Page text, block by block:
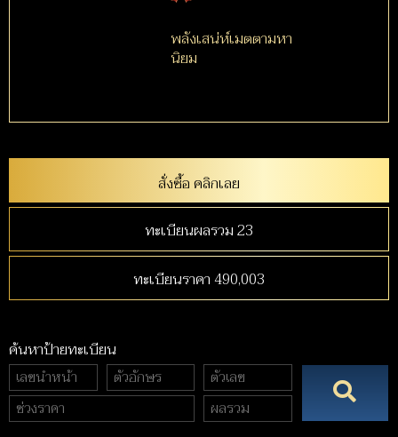
พลังเสน่ห์เมตตามหา
นิยม
สั่งซื้อ คลิกเลย
ทะเบียนผลรวม 23
ทะเบียนราคา 490,003
ค้นหาป้ายทะเบียน